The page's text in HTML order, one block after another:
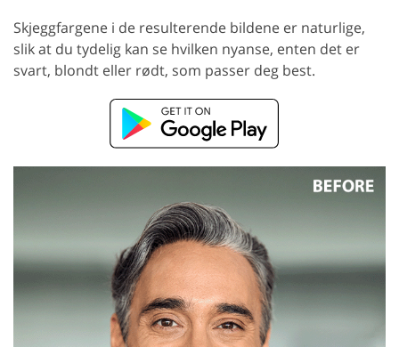
Skjeggfargene i de resulterende bildene er naturlige,
slik at du tydelig kan se hvilken nyanse, enten det er
svart, blondt eller rødt, som passer deg best.